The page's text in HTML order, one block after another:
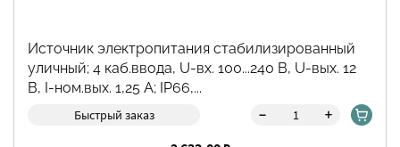
Источник электропитания стабилизированный
уличный; 4 каб.ввода, U-вх. 100...240 В, U-вых. 12
В, I-ном.вых. 1,25 А; IP66,...
Быстрый заказ - +
Фильтры